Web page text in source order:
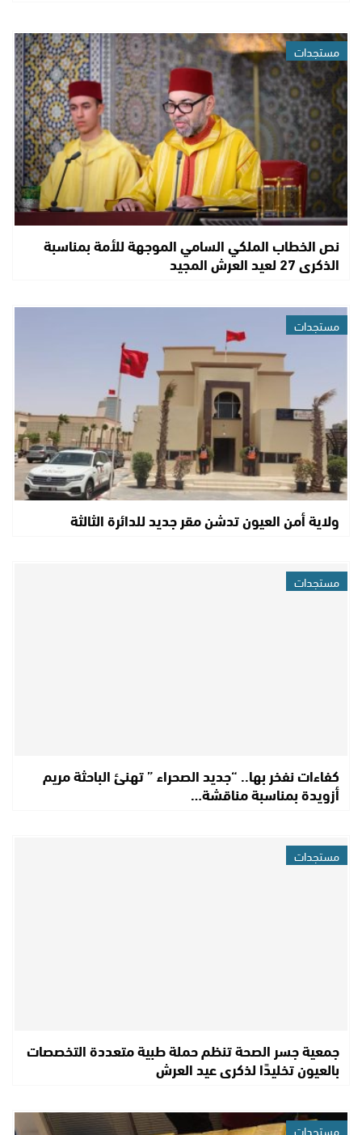
مستجدات
نص الخطاب الملكي السامي الموجهة للأمة بمناسبة
الذكرى 27 لعيد العرش المجيد
مستجدات
ولاية أمن العيون تدشن مقر جديد للدائرة الثالثة
مستجدات
كفاءات نفخر بها.. “جديد الصحراء ” تهنئ الباحثة مريم
أزويدة بمناسبة مناقشة…
مستجدات
جمعية جسر الصحة تنظم حملة طبية متعددة التخصصات
بالعيون تخليدًا لذكرى عيد العرش
مستجدات